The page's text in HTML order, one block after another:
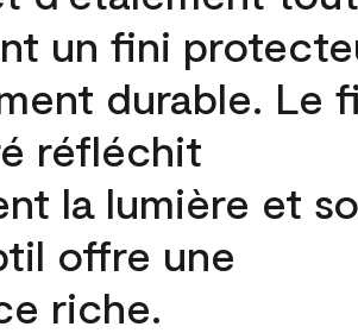
un fini
durable. Le
réfléchit
la lumière et
offre une
riche.